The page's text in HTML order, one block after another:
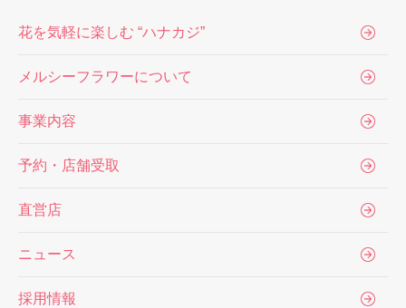
花を気軽に楽しむ “ハナカジ”
メルシーフラワーについて
事業内容
予約・店舗受取
直営店
ニュース
採用情報